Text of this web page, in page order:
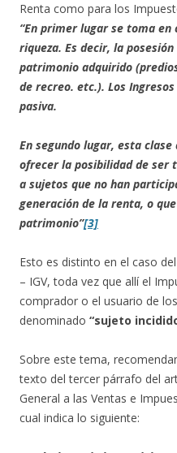
Renta como para los
“En primer lugar se toma
riqueza. Es decir, la
patrimonio adquirido
de recreo. etc.). Los
pasiva.
En segundo lugar, esta
ofrecer la posibilidad de ser
a sujetos que no han
generación de la renta, o
patrimonio”[3]
Esto es distinto en el caso
– IGV, toda vez que allí el
comprador o el usuario de
denominado “sujeto
Sobre este tema,
texto del tercer párrafo del
General a las Ventas e
cual indica lo siguiente: